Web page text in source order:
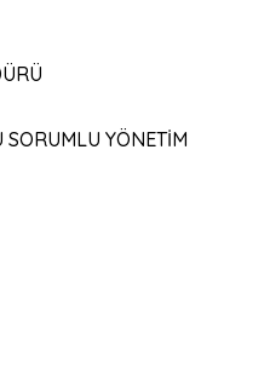
SORUMLU YÖNETİM